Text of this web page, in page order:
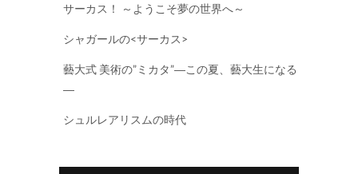
サーカス！ ～ようこそ夢の世界へ～
シャガールの<サーカス>
藝大式 美術の”ミカタ”―この夏、藝大生になる
―
シュルレアリスムの時代